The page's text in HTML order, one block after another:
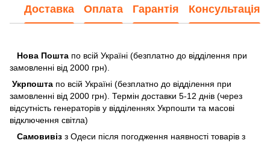
Доставка Оплата Гарантія Консультація
Нова Пошта по всій Україні (безплатно до відділення при
замовленні від 2000 грн).
Укрпошта по всій Україні (безплатно до відділення при
замовленні від 2000 грн). Термін доставки 5-12 днів (через
відсутність генераторів у відділеннях Укрпошти та масові
відключення світла)
Самовивіз з Одеси після погодження наявності товарів з